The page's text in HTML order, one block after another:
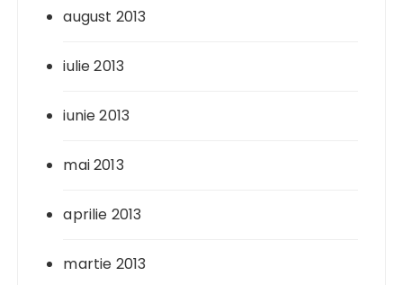
august 2013
iulie 2013
iunie 2013
mai 2013
aprilie 2013
martie 2013